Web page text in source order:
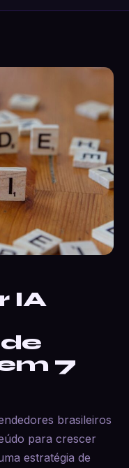
IA
7
brasileiros
para crescer
estratégia de